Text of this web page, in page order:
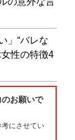
」“バレな
性の特徴4